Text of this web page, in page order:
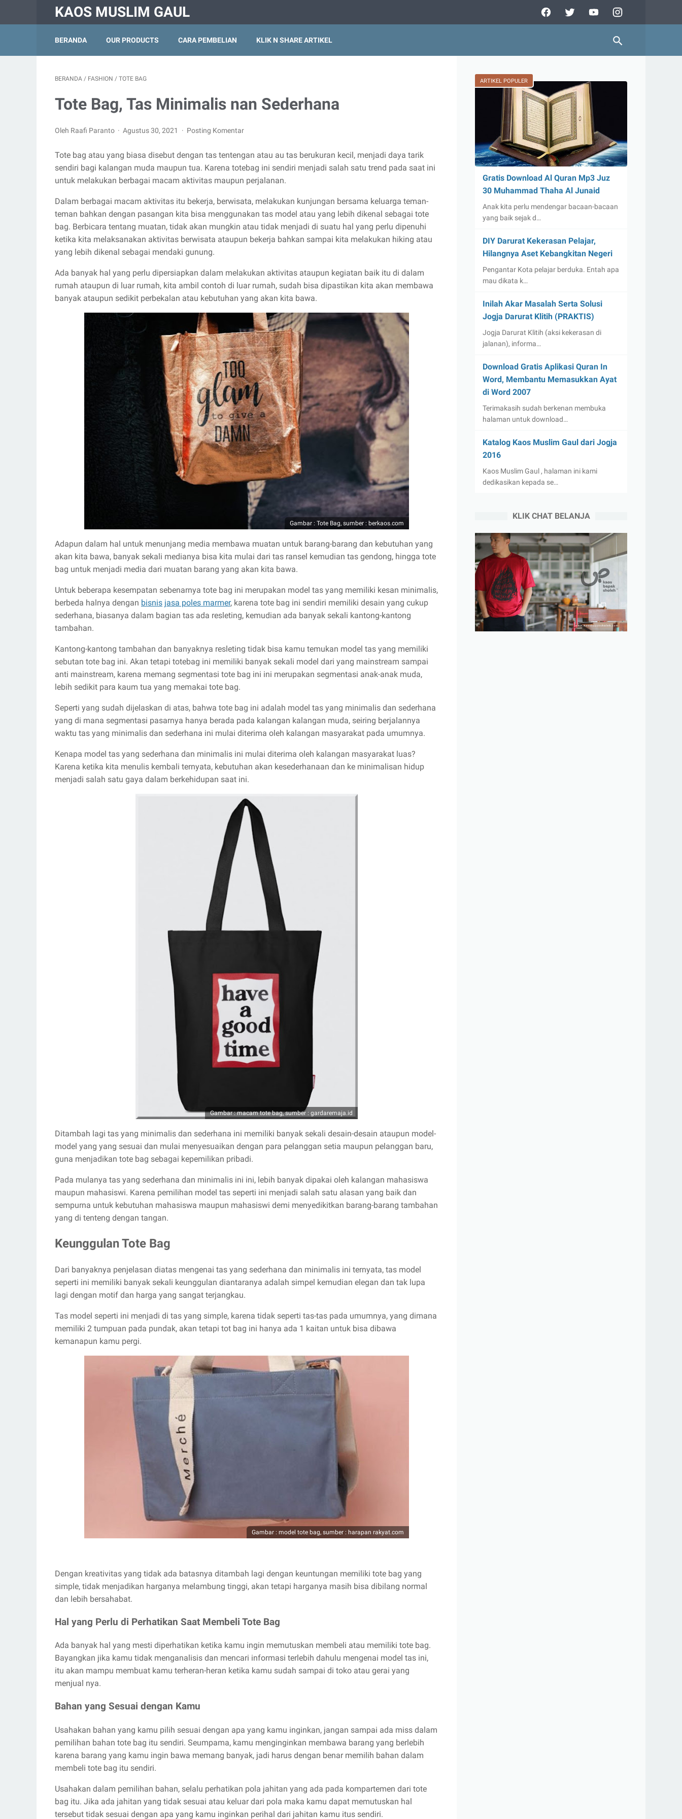
KAOS MUSLIM GAUL
BERANDA OUR PRODUCTS CARA PEMBELIAN KLIK N SHARE ARTIKEL
BERANDA / FASHION / TOTE BAG
Tote Bag, Tas Minimalis nan Sederhana
Oleh Raafi Paranto Agustus 30, 2021 Posting Komentar
Tote bag atau yang biasa disebut dengan tas tentengan atau au tas berukuran kecil, menjadi daya tarik
sendiri bagi kalangan muda maupun tua. Karena totebag ini sendiri menjadi salah satu trend pada saat ini
untuk melakukan berbagai macam aktivitas maupun perjalanan.
Dalam berbagai macam aktivitas itu bekerja, berwisata, melakukan kunjungan bersama keluarga teman-
teman bahkan dengan pasangan kita bisa menggunakan tas model atau yang lebih dikenal sebagai tote
bag. Berbicara tentang muatan, tidak akan mungkin atau tidak menjadi di suatu hal yang perlu dipenuhi
ketika kita melaksanakan aktivitas berwisata ataupun bekerja bahkan sampai kita melakukan hiking atau
yang lebih dikenal sebagai mendaki gunung.
Ada banyak hal yang perlu dipersiapkan dalam melakukan aktivitas ataupun kegiatan baik itu di dalam
rumah ataupun di luar rumah, kita ambil contoh di luar rumah, sudah bisa dipastikan kita akan membawa
banyak ataupun sedikit perbekalan atau kebutuhan yang akan kita bawa.
Gambar : Tote Bag, sumber : berkaos.com
Adapun dalam hal untuk menunjang media membawa muatan untuk barang-barang dan kebutuhan yang
akan kita bawa, banyak sekali medianya bisa kita mulai dari tas ransel kemudian tas gendong, hingga tote
bag untuk menjadi media dari muatan barang yang akan kita bawa.
Untuk beberapa kesempatan sebenarnya tote bag ini merupakan model tas yang memiliki kesan minimalis,
berbeda halnya dengan bisnis jasa poles marmer, karena tote bag ini sendiri memiliki desain yang cukup
sederhana, biasanya dalam bagian tas ada resleting, kemudian ada banyak sekali kantong-kantong
tambahan.
Kantong-kantong tambahan dan banyaknya resleting tidak bisa kamu temukan model tas yang memiliki
sebutan tote bag ini. Akan tetapi totebag ini memiliki banyak sekali model dari yang mainstream sampai
anti mainstream, karena memang segmentasi tote bag ini ini merupakan segmentasi anak-anak muda,
lebih sedikit para kaum tua yang memakai tote bag.
Seperti yang sudah dijelaskan di atas, bahwa tote bag ini adalah model tas yang minimalis dan sederhana
yang di mana segmentasi pasarnya hanya berada pada kalangan kalangan muda, seiring berjalannya
waktu tas yang minimalis dan sederhana ini mulai diterima oleh kalangan masyarakat pada umumnya.
Kenapa model tas yang sederhana dan minimalis ini mulai diterima oleh kalangan masyarakat luas?
Karena ketika kita menulis kembali ternyata, kebutuhan akan kesederhanaan dan ke minimalisan hidup
menjadi salah satu gaya dalam berkehidupan saat ini.
Gambar : macam tote bag, sumber : gardaremaja.id
Ditambah lagi tas yang minimalis dan sederhana ini memiliki banyak sekali desain-desain ataupun model-
model yang yang sesuai dan mulai menyesuaikan dengan para pelanggan setia maupun pelanggan baru,
guna menjadikan tote bag sebagai kepemilikan pribadi.
Pada mulanya tas yang sederhana dan minimalis ini ini, lebih banyak dipakai oleh kalangan mahasiswa
maupun mahasiswi. Karena pemilihan model tas seperti ini menjadi salah satu alasan yang baik dan
sempurna untuk kebutuhan mahasiswa maupun mahasiswi demi menyedikitkan barang-barang tambahan
yang di tenteng dengan tangan.
Keunggulan Tote Bag
Dari banyaknya penjelasan diatas mengenai tas yang sederhana dan minimalis ini ternyata, tas model
seperti ini memiliki banyak sekali keunggulan diantaranya adalah simpel kemudian elegan dan tak lupa
lagi dengan motif dan harga yang sangat terjangkau.
Tas model seperti ini menjadi di tas yang simple, karena tidak seperti tas-tas pada umumnya, yang dimana
memiliki 2 tumpuan pada pundak, akan tetapi tot bag ini hanya ada 1 kaitan untuk bisa dibawa
kemanapun kamu pergi.
Gambar : model tote bag, sumber : harapan rakyat.com
Dengan kreativitas yang tidak ada batasnya ditambah lagi dengan keuntungan memiliki tote bag yang
simple, tidak menjadikan harganya melambung tinggi, akan tetapi harganya masih bisa dibilang normal
dan lebih bersahabat.
Hal yang Perlu di Perhatikan Saat Membeli Tote Bag
Ada banyak hal yang mesti diperhatikan ketika kamu ingin memutuskan membeli atau memiliki tote bag.
Bayangkan jika kamu tidak menganalisis dan mencari informasi terlebih dahulu mengenai model tas ini,
itu akan mampu membuat kamu terheran-heran ketika kamu sudah sampai di toko atau gerai yang
menjual nya.
Bahan yang Sesuai dengan Kamu
Usahakan bahan yang kamu pilih sesuai dengan apa yang kamu inginkan, jangan sampai ada miss dalam
pemilihan bahan tote bag itu sendiri. Seumpama, kamu menginginkan membawa barang yang berlebih
karena barang yang kamu ingin bawa memang banyak, jadi harus dengan benar memilih bahan dalam
membeli tote bag itu sendiri.
Usahakan dalam pemilihan bahan, selalu perhatikan pola jahitan yang ada pada kompartemen dari tote
bag itu. Jika ada jahitan yang tidak sesuai atau keluar dari pola maka kamu dapat memutuskan hal
tersebut tidak sesuai dengan apa yang kamu inginkan perihal dari jahitan kamu itus sendiri.
ARTIKEL POPULER
Gratis Download Al Quran Mp3 Juz
30 Muhammad Thaha Al Junaid
Anak kita perlu mendengar bacaan-bacaan
yang baik sejak d…
DIY Darurat Kekerasan Pelajar,
Hilangnya Aset Kebangkitan Negeri
Pengantar Kota pelajar berduka. Entah apa
mau dikata k…
Inilah Akar Masalah Serta Solusi
Jogja Darurat Klitih (PRAKTIS)
Jogja Darurat Klitih (aksi kekerasan di
jalanan), informa…
Download Gratis Aplikasi Quran In
Word, Membantu Memasukkan Ayat
di Word 2007
Terimakasih sudah berkenan membuka
halaman untuk download…
Katalog Kaos Muslim Gaul dari Jogja
2016
Kaos Muslim Gaul , halaman ini kami
dedikasikan kepada se…
KLIK CHAT BELANJA